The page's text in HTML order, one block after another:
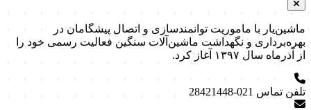
ماشین‌یار با ماموریت توانمندسازی و اتصال پیشگامان در
بهره‌برداری و نگهداشت ماشین‌آلات سنگین فعالیت رسمی خود را
از آذرماه سال ۱۳۹۷ آغاز کرد.
تلفن تماس 021-28421448